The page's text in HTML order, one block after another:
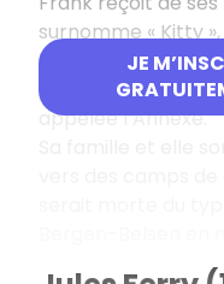
JE
surnomme « Kitty
les évolutions
puis sa vie
appelée l’Annexe.